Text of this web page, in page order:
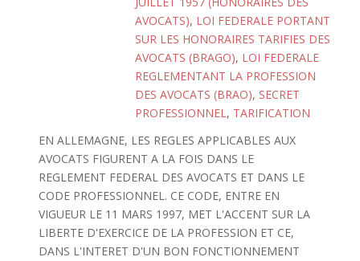
AVOCATS), LOI FEDERALE PORTANT
SUR LES HONORAIRES TARIFIES DES
AVOCATS (BRAGO), LOI FEDERALE
REGLEMENTANT LA PROFESSION
DES AVOCATS (BRAO), SECRET
PROFESSIONNEL, TARIFICATION
EN ALLEMAGNE, LES REGLES APPLICABLES AUX
AVOCATS FIGURENT A LA FOIS DANS LE
REGLEMENT FEDERAL DES AVOCATS ET DANS LE
CODE PROFESSIONNEL. CE CODE, ENTRE EN
VIGUEUR LE 11 MARS 1997, MET L'ACCENT SUR LA
LIBERTE D'EXERCICE DE LA PROFESSION ET CE,
DANS L'INTERET D'UN BON FONCTIONNEMENT